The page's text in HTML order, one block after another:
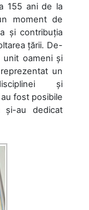
155 ani de la
moment de
și contribuția
țării. De-
unit oameni și
un
și
fost posibile
și-au dedicat